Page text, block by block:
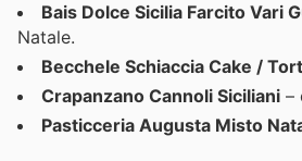
Bais Dolce Sicilia Farcito Vari
Natale.
Becchele Schiaccia Cake /
Crapanzano Cannoli Siciliani –
Pasticceria Augusta Misto